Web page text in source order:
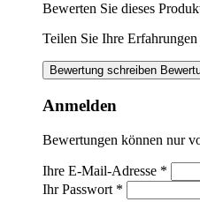
Bewerten Sie dieses
Teilen Sie Ihre
Bewertung schreiben
Anmelden
Bewertungen können nur
Ihre E-Mail-Adresse *
Ihr Passwort *